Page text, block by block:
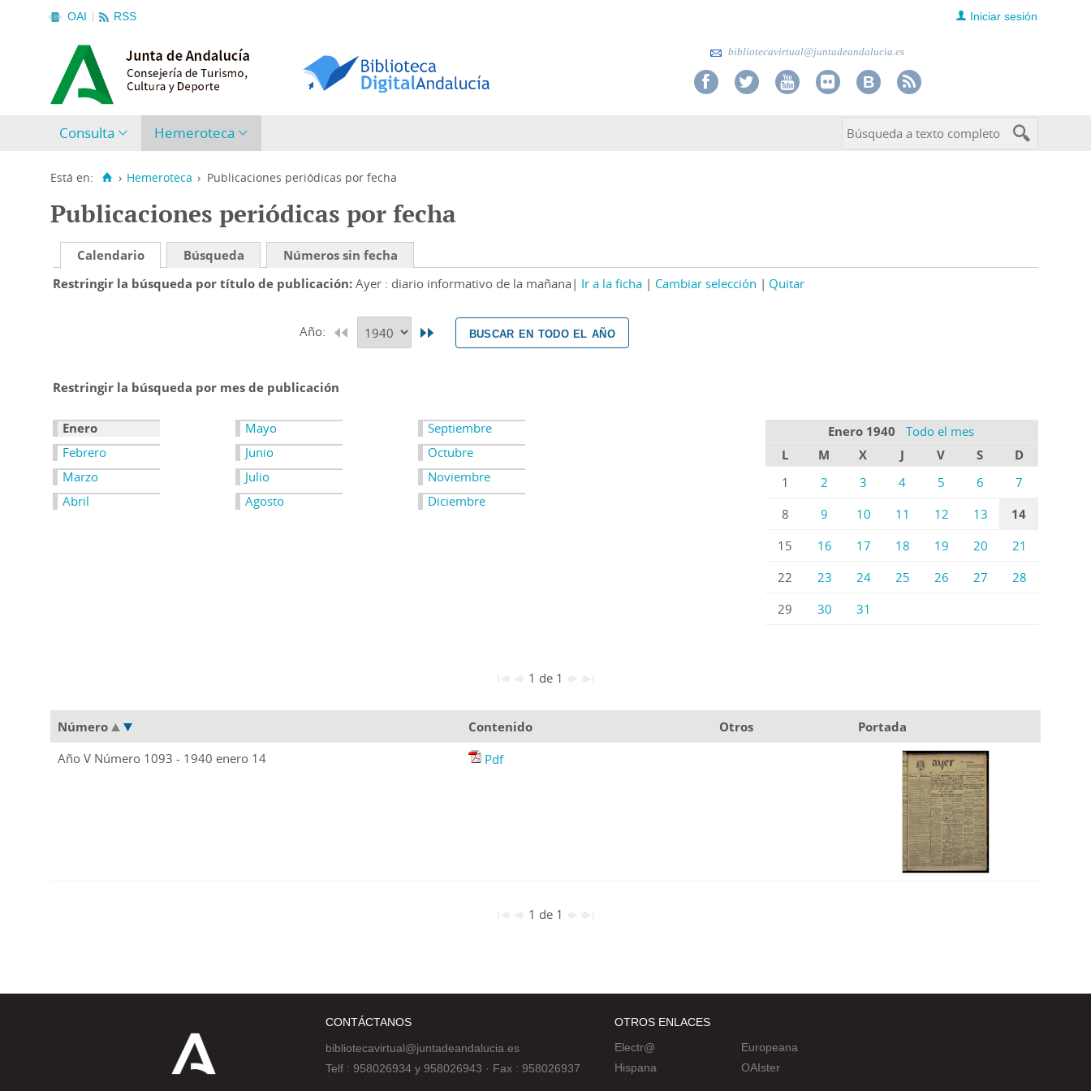
OAI RSS Iniciar sesión
bibliotecavirtual@juntadeandalucia.es
Consulta Hemeroteca
Está en: › Hemeroteca › Publicaciones periódicas por fecha
Publicaciones periódicas por fecha
Calendario Búsqueda
Números sin fecha
Restringir la búsqueda por título de publicación Ayer : diario informativo de la mañana Ir a la ficha Cambiar selección Quitar
Año: buscar en todo el año
Restringir la búsqueda por mes de publicación
Enero
Febrero
Marzo
Abril
Mayo
Junio
Julio
Agosto
Septiembre
Octubre
Noviembre
Diciembre
Enero 1940
Todo el mes
L
M X J V S
D
1
2 3 4 5 6
7
8
9 10 11 12 13
14
15
16 17 18 19 20
21
22
23 24 25 26 27
28
29
30 31
1 de 1
Número Contenido Otros
Portada
Año V Número 1093 - 1940 enero 14
Pdf
1 de 1
CONTÁCTANOS
bibliotecavirtual@juntadeandalucia.es
Telf : 958026934 y 958026943 · Fax : 958026937
OTROS ENLACES
Electr@
Hispana
Europeana
OAIster